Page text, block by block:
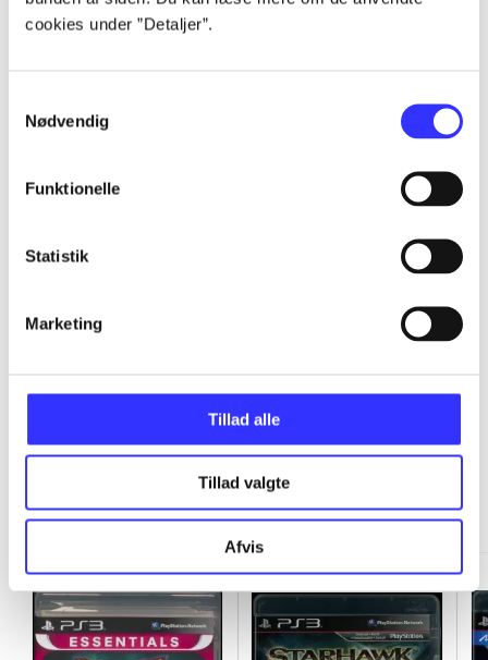
cookies under ”Detaljer”.
Nødvendig
Funktionelle
Statistik
Marketing
Tillad alle
Tillad valgte
Afvis
...
...
...
...
Minder om